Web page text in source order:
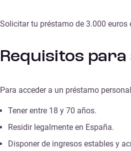
Solicitar tu préstamo de 3.000
Requisitos
Para acceder a un préstamo
Tener entre 18 y 70 años.
Residir legalmente en España.
Disponer de ingresos estables y